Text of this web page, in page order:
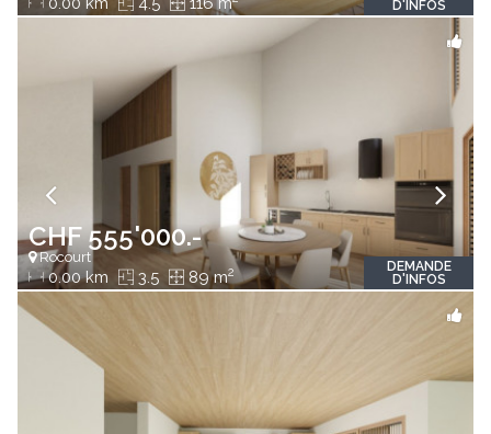
D'INFOS
CHF 555'000.-
Rocourt
0.00 km 3.5 89 m2
DEMANDE
D'INFOS